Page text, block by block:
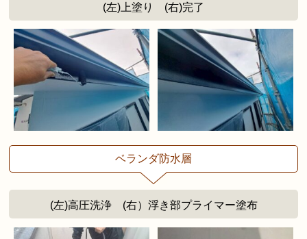
(左)上塗り (右)完了
ベランダ防水層
(左)高圧洗浄 (右）浮き部プライマー塗布